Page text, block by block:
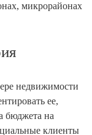
микрорайонах
недвижимости
ее,
бюджета на
клиенты